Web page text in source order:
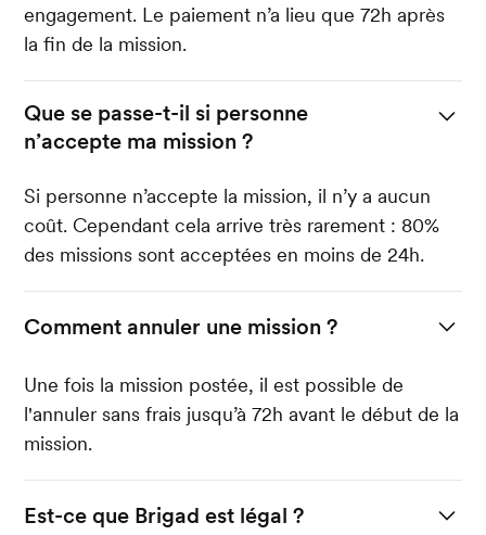
engagement. Le paiement n’a lieu que 72h après
la fin de la mission.
Que se passe-t-il si personne
n’accepte ma mission ?
Si personne n’accepte la mission, il n’y a aucun
coût. Cependant cela arrive très rarement : 80%
des missions sont acceptées en moins de 24h.
Comment annuler une mission ?
Une fois la mission postée, il est possible de
l'annuler sans frais jusqu’à 72h avant le début de la
mission.
Est-ce que Brigad est légal ?